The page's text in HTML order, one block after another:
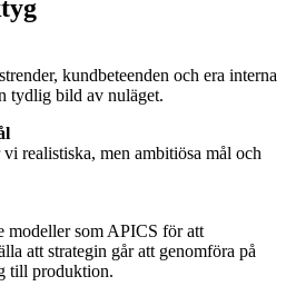
kundbeteenden och era interna
tydlig bild av nuläget.
realistiska, men ambitiösa mål och
modeller som APICS för att
att strategin går att genomföra på
till produktion.